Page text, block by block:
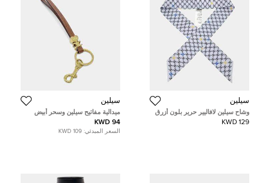
سيلين
وشاح سيلين لافاليير حرير بلون أزرق
سماوي تويل
129 KWD
سيلين
ميدالية مفاتيح سيلين وسحر أبيض
94 KWD
السعر المبدئي: 109 KWD